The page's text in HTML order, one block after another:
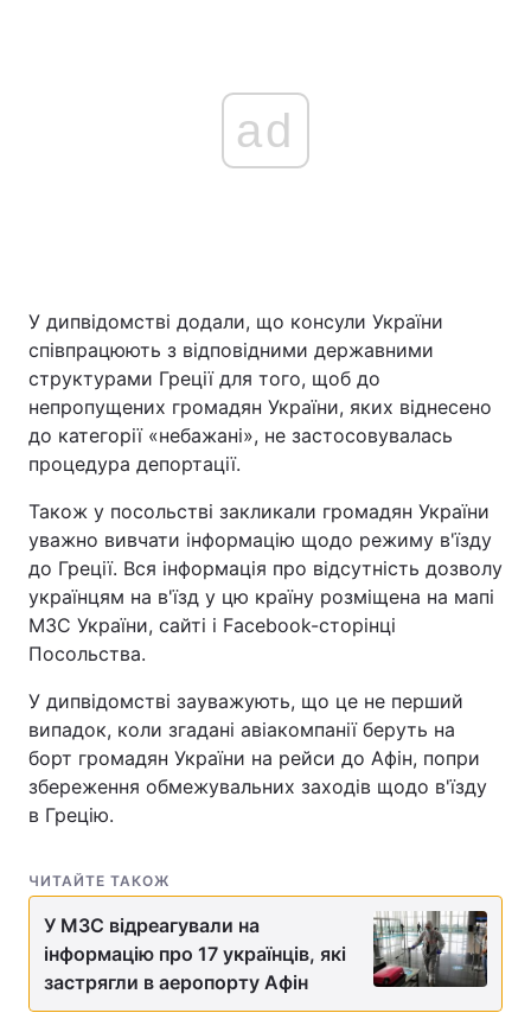
ad
У дипвідомстві додали, що консули України
співпрацюють з відповідними державними
структурами Греції для того, щоб до
непропущених громадян України, яких віднесено
до категорії «небажані», не застосовувалась
процедура депортації.
Також у посольстві закликали громадян України
уважно вивчати інформацію щодо режиму в'їзду
до Греції. Вся інформація про відсутність дозволу
українцям на в'їзд у цю країну розміщена на мапі
МЗС України, сайті і Facebook-сторінці
Посольства.
У дипвідомстві зауважують, що це не перший
випадок, коли згадані авіакомпанії беруть на
борт громадян України на рейси до Афін, попри
збереження обмежувальних заходів щодо в'їзду
в Грецію.
ЧИТАЙТЕ ТАКОЖ
У МЗС відреагували на
інформацію про 17 українців, які
застрягли в аеропорту Афін